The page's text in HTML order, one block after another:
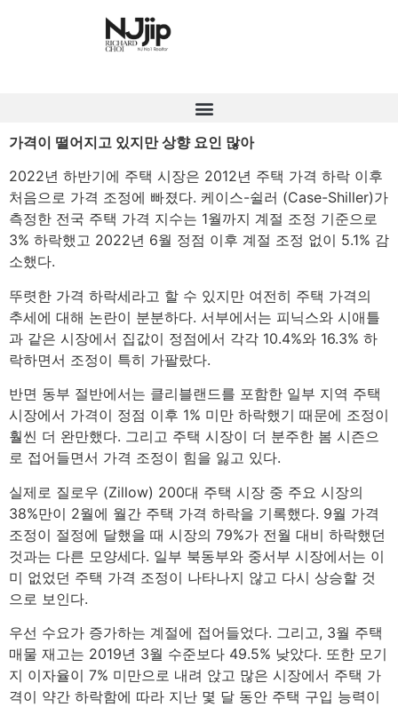
가격이 떨어지고 있지만 상향 요인 많아
2022년 하반기에 주택 시장은 2012년 주택 가격 하락 이후
처음으로 가격 조정에 빠졌다. 케이스-쉴러 (Case-Shiller)가
측정한 전국 주택 가격 지수는 1월까지 계절 조정 기준으로
3% 하락했고 2022년 6월 정점 이후 계절 조정 없이 5.1% 감
소했다.
뚜렷한 가격 하락세라고 할 수 있지만 여전히 주택 가격의
추세에 대해 논란이 분분하다. 서부에서는 피닉스와 시애틀
과 같은 시장에서 집값이 정점에서 각각 10.4%와 16.3% 하
락하면서 조정이 특히 가팔랐다.
반면 동부 절반에서는 클리블랜드를 포함한 일부 지역 주택
시장에서 가격이 정점 이후 1% 미만 하락했기 때문에 조정이
훨씬 더 완만했다. 그리고 주택 시장이 더 분주한 봄 시즌으
로 접어들면서 가격 조정이 힘을 잃고 있다.
실제로 질로우 (Zillow) 200대 주택 시장 중 주요 시장의
38%만이 2월에 월간 주택 가격 하락을 기록했다. 9월 가격
조정이 절정에 달했을 때 시장의 79%가 전월 대비 하락했던
것과는 다른 모양세다. 일부 북동부와 중서부 시장에서는 이
미 없었던 주택 가격 조정이 나타나지 않고 다시 상승할 것
으로 보인다.
우선 수요가 증가하는 계절에 접어들었다. 그리고, 3월 주택
매물 재고는 2019년 3월 수준보다 49.5% 낮았다. 또한 모기
지 이자율이 7% 미만으로 내려 앉고 많은 시장에서 주택 가
격이 약간 하락함에 따라 지난 몇 달 동안 주택 구입 능력이